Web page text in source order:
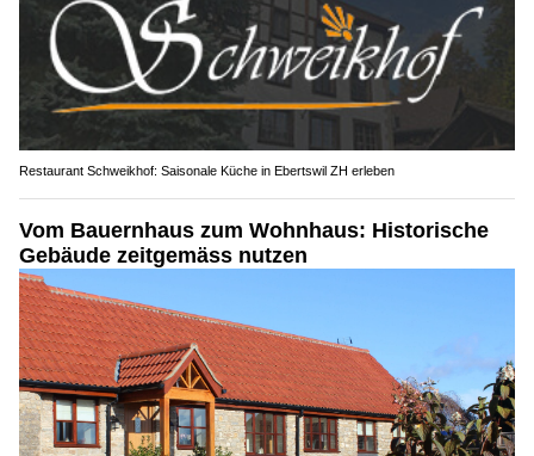
Restaurant Schweikhof: Saisonale Küche in Ebertswil ZH erleben
Vom Bauernhaus zum Wohnhaus: Historische
Gebäude zeitgemäss nutzen